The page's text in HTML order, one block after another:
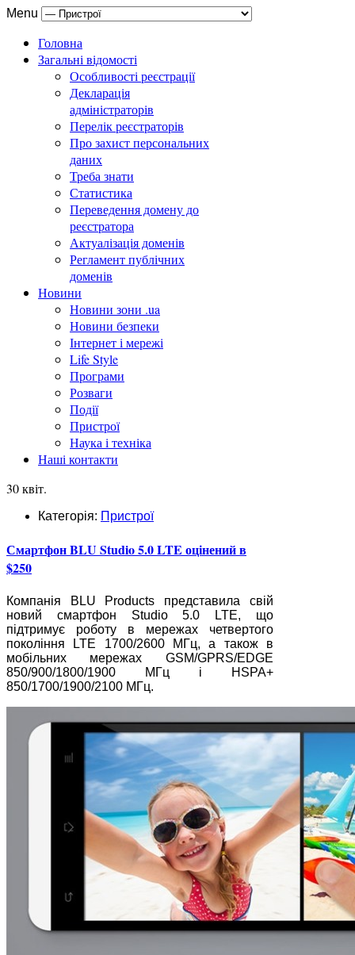
Menu
Головна
Загальні відомості
Особливості реєстрації
Декларація
адміністраторів
Перелік реєстраторів
Про захист персональних
даних
Треба знати
Статистика
Переведення домену до
реєстратора
Актуалізація доменів
Регламент публічних
доменів
Новини
Новини зони .ua
Новини безпеки
Інтернет і мережі
Life Style
Програми
Розваги
Події
Пристрої
Наука і техніка
Наші контакти
30 квіт.
Категорія: Пристрої
Смартфон BLU Studio 5.0 LTE оцінений в
$250
Компанія BLU Products представила свій
новий смартфон Studio 5.0 LTE, що
підтримує роботу в мережах четвертого
покоління LTE 1700/2600 МГц, а також в
мобільних мережах GSM/GPRS/EDGE
850/900/1800/1900 МГц і HSPA+
850/1700/1900/2100 МГц.